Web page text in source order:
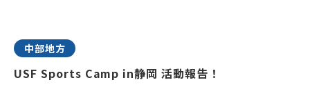
中部地方
USF Sports Camp in静岡 活動報告！